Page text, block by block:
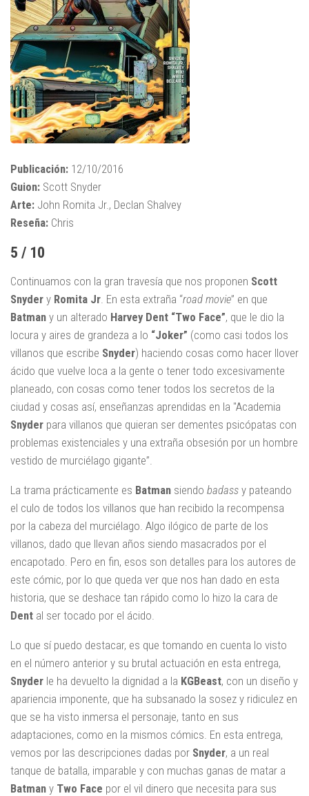
Publicación: 12/10/2016
Guion: Scott Snyder
Arte: John Romita Jr., Declan Shalvey
Reseña: Chris
5 / 10
Continuamos con la gran travesía que nos proponen Scott
Snyder y Romita Jr. En esta extraña “road movie” en que
Batman y un alterado Harvey Dent “Two Face”, que le dio la
locura y aires de grandeza a lo “Joker” (como casi todos los
villanos que escribe Snyder) haciendo cosas como hacer llover
ácido que vuelve loca a la gente o tener todo excesivamente
planeado, con cosas como tener todos los secretos de la
ciudad y cosas así, enseñanzas aprendidas en la "Academia
Snyder para villanos que quieran ser dementes psicópatas con
problemas existenciales y una extraña obsesión por un hombre
vestido de murciélago gigante”.
La trama prácticamente es Batman siendo badass y pateando
el culo de todos los villanos que han recibido la recompensa
por la cabeza del murciélago. Algo ilógico de parte de los
villanos, dado que llevan años siendo masacrados por el
encapotado. Pero en fin, esos son detalles para los autores de
este cómic, por lo que queda ver que nos han dado en esta
historia, que se deshace tan rápido como lo hizo la cara de
Dent al ser tocado por el ácido.
Lo que sí puedo destacar, es que tomando en cuenta lo visto
en el número anterior y su brutal actuación en esta entrega,
Snyder le ha devuelto la dignidad a la KGBeast, con un diseño y
apariencia imponente, que ha subsanado la sosez y ridiculez en
que se ha visto inmersa el personaje, tanto en sus
adaptaciones, como en la mismos cómics. En esta entrega,
vemos por las descripciones dadas por Snyder, a un real
tanque de batalla, imparable y con muchas ganas de matar a
Batman y Two Face por el vil dinero que necesita para sus